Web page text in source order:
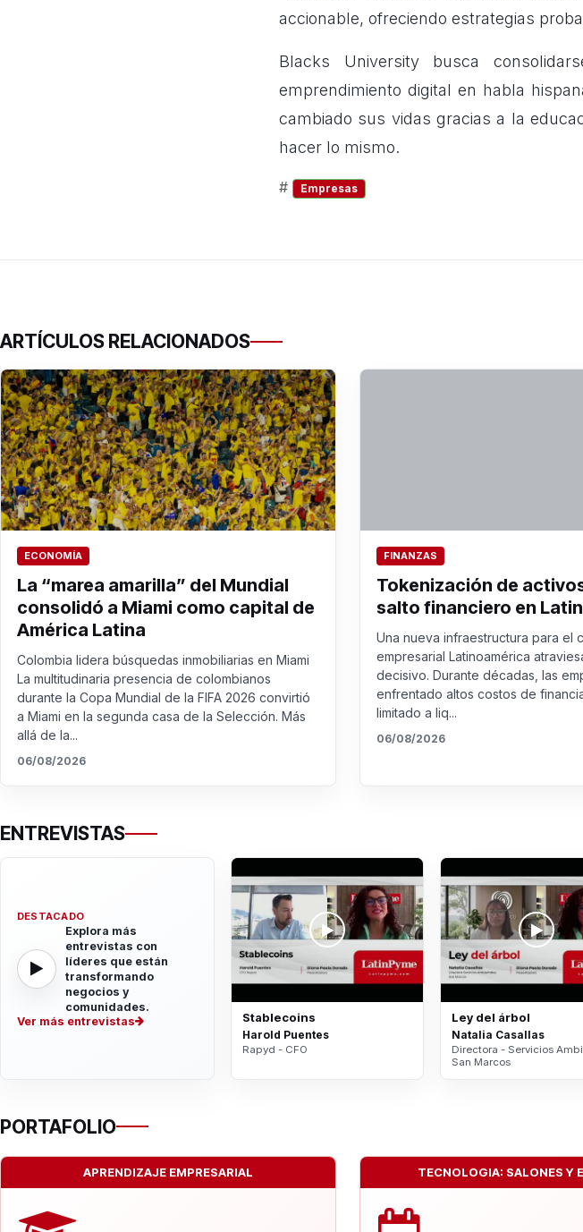
accionable, ofreciendo estrategias
Blacks University busca
emprendimiento digital en habla
cambiado sus vidas gracias a la
hacer lo mismo.
# Empresas
ARTÍCULOS RELACIONADOS
ECONOMÍA
La “marea amarilla” del Mundial
consolidó a Miami como capital de
América Latina
Colombia lidera búsquedas inmobiliarias en Miami
La multitudinaria presencia de colombianos
durante la Copa Mundial de la FIFA 2026 convirtió
a Miami en la segunda casa de la Selección. Más
allá de la...
06/08/2026
FINANZAS
Tokenización de
salto financiero en
Una nueva infraestructura para el
empresarial Latinoamérica
decisivo. Durante décadas, las
enfrentado altos costos de
limitado a liq...
06/08/2026
ENTREVISTAS
DESTACADO
Explora más
entrevistas con
líderes que están
transformando
negocios y
comunidades.
Ver más entrevistas
Stablecoins
Harold Puentes
Rapyd - CFO
Ley del árbol
Natalia Casallas
Directora - Servicios
San Marcos
PORTAFOLIO
APRENDIZAJE EMPRESARIAL TECNOLOGIA: SALONES Y